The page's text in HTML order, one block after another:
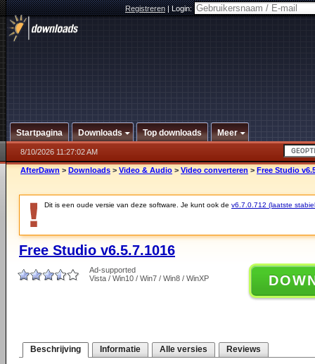
Registreren|Login:
Startpagina Downloads Top downloads Meer
8/10/2026 11:27:02 AM
AfterDawn > Downloads > Video & Audio > Video converteren > Free Studio
Dit is een oude versie van deze software. Je kunt ook de v6.7.0.712 (laatste
Free Studio v6.5.7.1016
Ad-supported
Vista / Win10 / Win7 / Win8 / WinXP
Beschrijving Informatie Alle versies Reviews